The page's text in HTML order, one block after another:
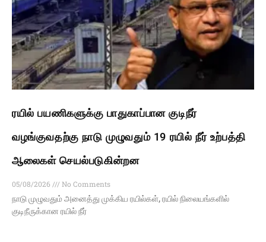
ரயில் பயணிகளுக்கு பாதுகாப்பான குடிநீர்
வழங்குவதற்கு நாடு முழுவதும் 19 ரயில் நீர் உற்பத்தி
ஆலைகள் செயல்படுகின்றன
05/08/2026
No Comments
நாடு முழுவதும் அனைத்து முக்கிய ரயில்கள், ரயில் நிலையங்களில்
குடிநீருக்கான ரயில் நீர்